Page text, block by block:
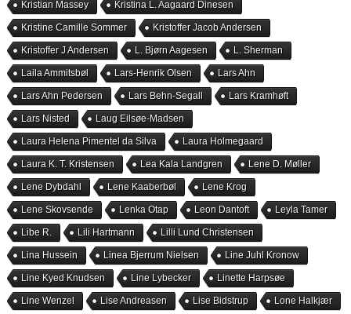
Kristian Massey Kristina L. Aagaard Dinesen
Kristine Camille Sommer Kristoffer Jacob Andersen
Kristoffer J Andersen L. Bjørn Aagesen L. Sherman
Laila Ammitsbøl Lars-Henrik Olsen Lars Ahn
Lars Ahn Pedersen Lars Behn-Segall Lars Kramhøft
Lars Nisted Laug Eilsøe-Madsen
Laura Helena Pimentel da Silva Laura Holmegaard
Laura K. T. Kristensen Lea Kala Landgren Lene D. Møller
Lene Dybdahl Lene Kaaberbøl Lene Krog
Lene Skovsende Lenka Otap Leon Dantoft Leyla Tamer
Libe R. Lili Hartmann Lilli Lund Christensen
Lina Hussein Linea Bjerrum Nielsen Line Juhl Kronow
Line Kyed Knudsen Line Lybecker Linette Harpsøe
Line Wenzel Lise Andreasen Lise Bidstrup Lone Halkjær